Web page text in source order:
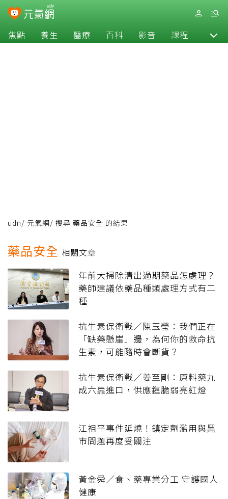
焦點 養生 醫療 百科 影音 課程 退休
udn/ 元氣網/ 搜尋 藥品安全 的結果
藥品安全 相關文章
年前大掃除清出過期藥品怎處理？
藥師建議依藥品種類處理方式有二
種
抗生素保衛戰／陳玉瑩：我們正在
「缺藥懸崖」邊，為何你的救命抗
生素，可能隨時會斷貨？
抗生素保衛戰／姜至剛：原料藥九
成六靠進口，供應鏈脆弱亮紅燈
江祖平事件延燒！鎮定劑濫用與黑
市問題再度受關注
黃金舜／食、藥專業分工 守護國人
健康